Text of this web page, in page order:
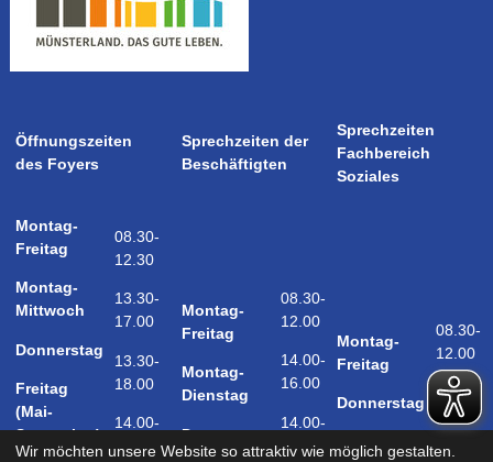
Öffnungszeiten
des Foyers
Sprechzeiten der
Beschäftigten
Sprechzeiten
Fachbereich
Soziales
Montag-
Freitag
Montag-
Mittwoch
Donnerstag
Freitag
(Mai-
September)
08.30-
12.30
13.30-
17.00
13.30-
18.00
14.00-
17.00
Montag-
Freitag
Montag-
Dienstag
Donnerstag
08.30-
12.00
14.00-
16.00
14.00-
18.00
Montag-
Freitag
Donnerstag
08.30-
12.00
14.00-
18.00
Wir möchten unsere Website so attraktiv wie möglich gestalten.